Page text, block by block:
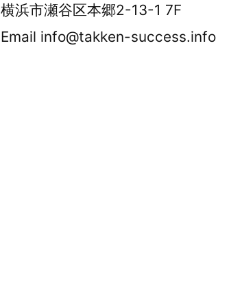
横浜市瀬谷区本郷2-13-1 7F
Email info@takken-success.info